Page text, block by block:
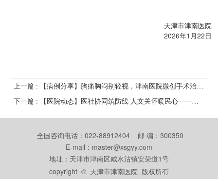
天津市津南医院
2026年1月22日
上一篇 : 【病例分享】胸痛胸闷别轻视，津南医院微创手术治愈三例自发性气胸患者
下一篇 : 【医院动态】医社协同筑防线 人文关怀暖民心——津南医院医务社会工作服务站正式成立
全国咨询电话：022-88912404 邮 编：300350
E-mail：master@xsgyy.com
地址：天津市津南区咸水沽镇安荣道1号
copyright © 天津市津南医院 版权所有